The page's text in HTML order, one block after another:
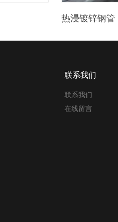
热浸镀锌钢管
联系我们
联系我们
在线留言